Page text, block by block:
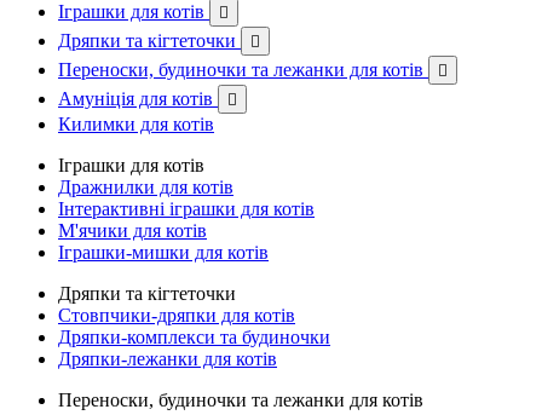
Іграшки для котів

Дряпки та кігтеточки 
Переноски, будиночки та лежанки для котів 
Амуніція для котів 
Килимки для котів
Іграшки для котів
Дражнилки для котів
Інтерактивні іграшки для котів
М'ячики для котів
Іграшки-мишки для котів
Дряпки та кігтеточки
Стовпчики-дряпки для котів
Дряпки-комплекси та будиночки
Дряпки-лежанки для котів
Переноски, будиночки та лежанки для котів